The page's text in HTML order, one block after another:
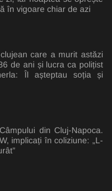
în vigoare chiar de azi
care a murit astăzi
de ani și lucra ca polițist
Îl așteptau soția și
din Cluj-Napoca.
implicați în coliziune: „L-